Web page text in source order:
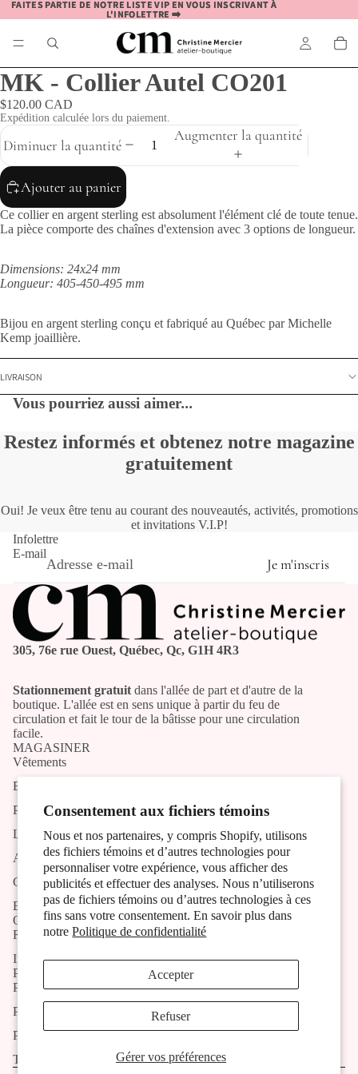
Consentement aux fichiers témoins
Nous et nos partenaires, y compris Shopify, utilisons
des fichiers témoins et d’autres technologies pour
personnaliser votre expérience, vous afficher des
publicités et effectuer des analyses. Nous n’utiliserons
pas de fichiers témoins ou d’autres technologies à ces
fins sans votre consentement. En savoir plus dans
notrePolitique de confidentialité
Gérer vos préférences
Accepter
Refuser
FAITES PARTIE DE NOTRE LISTE VIP EN VOUS INSCRIVANT À
L'INFOLETTRE ➡️
FAITES PARTIE DE NOTRE LISTE VIP EN VOUS INSCRIVANT À
L'INFOLETTRE ➡️
MK - Collier Autel CO201
$120.00 CAD
Expédition calculée lors du paiement.
Diminuer la quantité
Augmenter la quantité
Ajouter au panier
Ce collier en argent sterling est absolument l'élément clé de toute tenue.
La pièce comporte des chaînes d'extension avec 3 options de longueur.
Dimensions: 24x24 mm
Longueur: 405-450-495 mm
Bijou en argent sterling conçu et fabriqué au Québec par Michelle
Kemp joaillière.
LIVRAISON
Vous pourriez aussi aimer...
Restez informés et obtenez notre magazine
gratuitement
Oui! Je veux être tenu au courant des nouveautés, activités, promotions
et invitations V.I.P!
Infolettre
E-mail
Je m'inscris
305, 76e rue Ouest, Québec, Qc, G1H 4R3
Stationnement gratuit dans l'allée de part et d'autre de la
boutique. L'allée est en sens unique à partir du feu de
circulation et fait le tour de la bâtisse pour une circulation
facile.
MAGASINER
Vêtements
Bijoux
Produits artisans
Liste des artistes et artisans
Activités
Contact
Blog
OUTILS
Recherche
Inscription à l'infolettre
POLITIQUES
Politique de livraison
Politique de retour et remboursement
Politique de confidentialité
Termes et conditions